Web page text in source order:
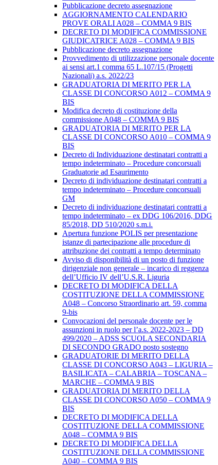
Pubblicazione decreto assegnazione
AGGIORNAMENTO CALENDARIO
PROVE ORALI A028 – COMMA 9 BIS
DECRETO DI MODIFICA COMMISSIONE
GIUDICATRICE A028 – COMMA 9 BIS
Pubblicazione decreto assegnazione
Provvedimento di utilizzazione personale docente
ai sensi art.1 comma 65 L.107/15 (Progetti
Nazionali) a.s. 2022/23
GRADUATORIA DI MERITO PER LA
CLASSE DI CONCORSO A012 – COMMA 9
BIS
Modifica decreto di costituzione della
commissione A048 – COMMA 9 BIS
GRADUATORIA DI MERITO PER LA
CLASSE DI CONCORSO A010 – COMMA 9
BIS
Decreto di Individuazione destinatari contratti a
tempo indeterminato – Procedure concorsuali
Graduatorie ad Esaurimento
Decreto di individuazione destinatari contratti a
tempo indeterminato – Procedure concorsuali
GM
Decreto di individuazione destinatari contratti a
tempo indeterminato – ex DDG 106/2016, DDG
85/2018, DD 510/2020 s.m.i.
Apertura funzione POLIS per presentazione
istanze di partecipazione alle procedure di
attribuzione dei contratti a tempo determinato
Avviso di disponibilità di un posto di funzione
dirigenziale non generale – incarico di reggenza
dell’Ufficio IV dell’U.S.R. Liguria
DECRETO DI MODIFICA DELLA
COSTITUZIONE DELLA COMMISSIONE
A048 – Concorso Straordinario art. 59, comma
9-bis
Convocazioni del personale docente per le
assunzioni in ruolo per l’a.s. 2022-2023 – DD
499/2020 – ADSS SCUOLA SECONDARIA
DI SECONDO GRADO posto sostegno
GRADUATORIE DI MERITO DELLA
CLASSE DI CONCORSO A043 – LIGURIA –
BASILICATA – CALABRIA – TOSCANA –
MARCHE – COMMA 9 BIS
GRADUATORIA DI MERITO DELLA
CLASSE DI CONCORSO A050 – COMMA 9
BIS
DECRETO DI MODIFICA DELLA
COSTITUZIONE DELLA COMMISSIONE
A048 – COMMA 9 BIS
DECRETO DI MODIFICA DELLA
COSTITUZIONE DELLA COMMISSIONE
A040 – COMMA 9 BIS